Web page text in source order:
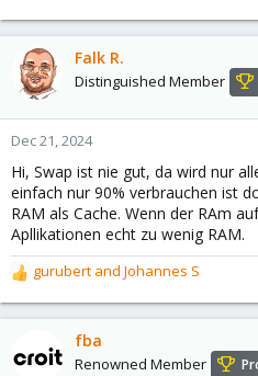
Falk R.
Distinguished Member
Dec 21, 2024
Hi, Swap ist nie gut, da wird nur
einfach nur 90% verbrauchen ist
RAM als Cache. Wenn der RAm
Apllikationen echt zu wenig RAM.
R
e
a
t
gurubert and Johannes S
fba
Renowned Member